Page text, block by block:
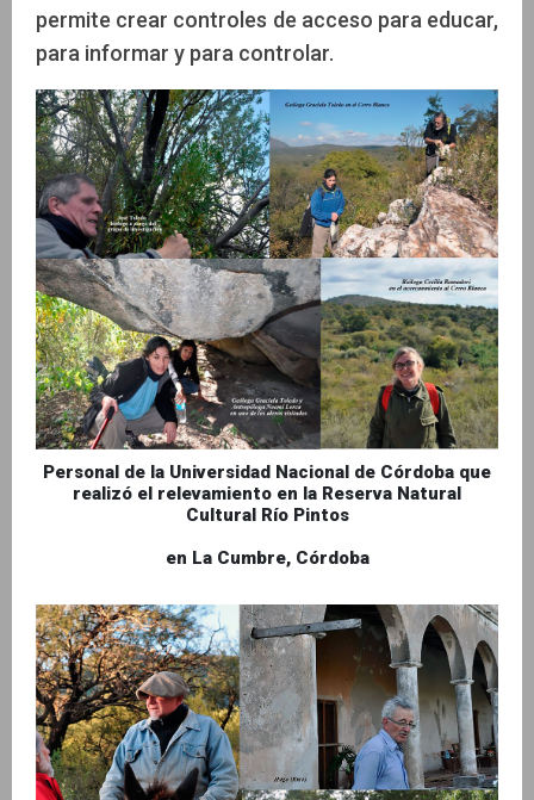
permite crear controles de acceso para educar,
para informar y para controlar.
Personal de la Universidad Nacional de Córdoba que
realizó el relevamiento en la Reserva Natural
Cultural Río Pintos
en La Cumbre, Córdoba